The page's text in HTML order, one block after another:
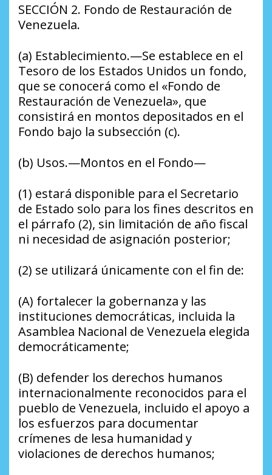
SECCIÓN 2. Fondo de Restauración de
Venezuela.
(a) Establecimiento.—Se establece en el
Tesoro de los Estados Unidos un fondo,
que se conocerá como el «Fondo de
Restauración de Venezuela», que
consistirá en montos depositados en el
Fondo bajo la subsección (c).
(b) Usos.—Montos en el Fondo—
(1) estará disponible para el Secretario
de Estado solo para los fines descritos en
el párrafo (2), sin limitación de año fiscal
ni necesidad de asignación posterior;
(2) se utilizará únicamente con el fin de:
(A) fortalecer la gobernanza y las
instituciones democráticas, incluida la
Asamblea Nacional de Venezuela elegida
democráticamente;
(B) defender los derechos humanos
internacionalmente reconocidos para el
pueblo de Venezuela, incluido el apoyo a
los esfuerzos para documentar
crímenes de lesa humanidad y
violaciones de derechos humanos;